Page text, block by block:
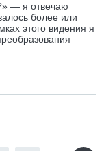
— я отвечаю
более или
этого видения я